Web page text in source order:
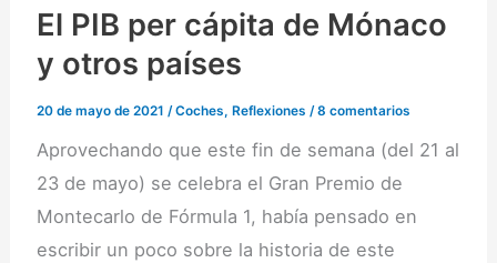
El PIB per cápita de Mónaco
y otros países
20 de mayo de 2021 /Coches,Reflexiones /8 comentarios
Aprovechando que este fin de semana (del 21 al
23 de mayo) se celebra el Gran Premio de
Montecarlo de Fórmula 1, había pensado en
escribir un poco sobre la historia de este